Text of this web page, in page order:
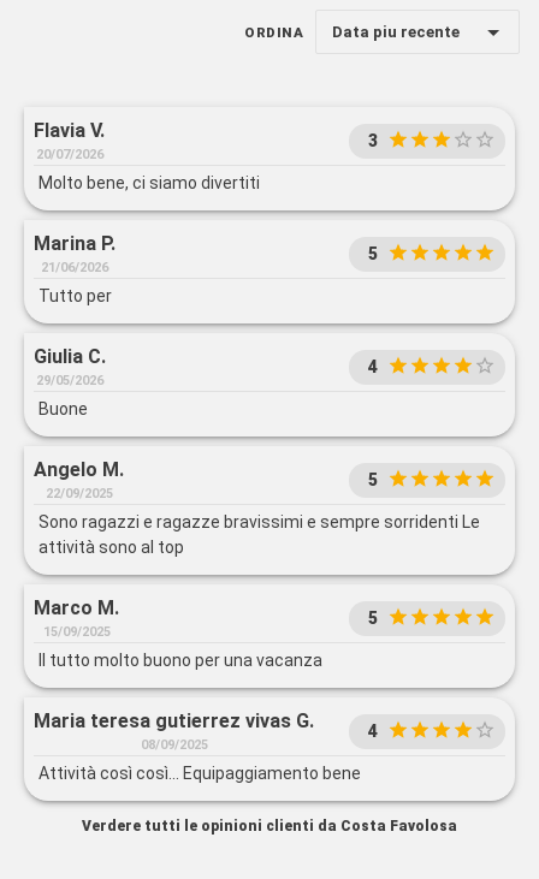
ORDINA Data piu recente
Flavia V.
20/07/2026
3
Molto bene, ci siamo divertiti
Marina P.
21/06/2026
5
Tutto per
Giulia C.
29/05/2026
4
Buone
Angelo M.
22/09/2025
5
Sono ragazzi e ragazze bravissimi e sempre sorridenti Le
attività sono al top
Marco M.
15/09/2025
5
Il tutto molto buono per una vacanza
Maria teresa gutierrez vivas G.
08/09/2025
4
Attività così così... Equipaggiamento bene
Verdere tutti le opinioni clienti da Costa Favolosa